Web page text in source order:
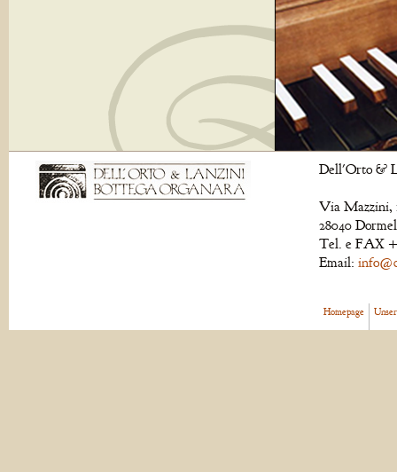
Dell'Orto &
Via Mazzini,
28040
Tel. e FAX
Email:
Homepage